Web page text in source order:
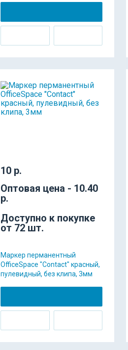
10 р.
Оптовая цена - 10.40
р.
Доступно к покупке
от 72 шт.
Маркер перманентный
OfficeSpace "Contact" красный,
пулевидный, без клипа, 3мм